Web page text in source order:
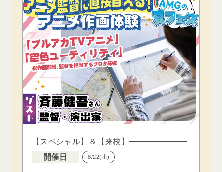
【スペシャル】＆【来校】
開催日
8/22(土)